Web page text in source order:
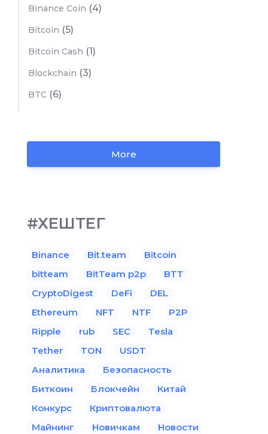
Binance Coin (4)
Bitcoin (5)
Bitcoin Cash (1)
Blockchain (3)
BTC (6)
More
#ХЕШТЕГ
Binance Bit.team
Bitcoin
bitteam
BitTeam p2p
BTT
CryptoDigest
DeFi
DEL
Ethereum
NFT NTF
P2P
Ripple
rub SEC
Tesla
Tether
TON
USDT
Аналитика
Безопасность
Биткоин
Блокчейн
Китай
Конкурс
Криптовалюта
Майнинг
Новичкам
Новости